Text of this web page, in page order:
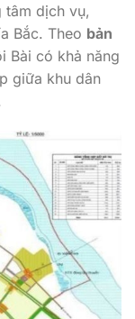
tâm dịch vụ,
Bắc. Theo bản
Bài có khả năng
giữa khu dân